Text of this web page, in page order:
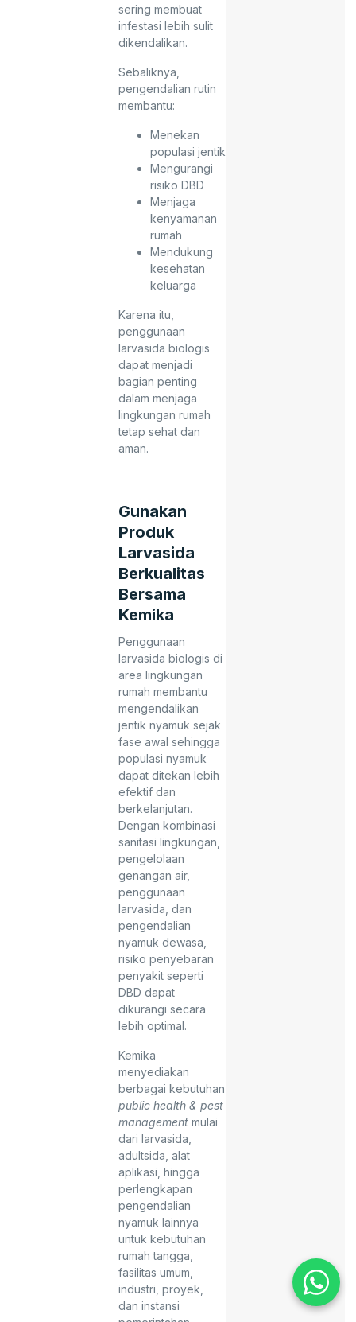
sering membuat
infestasi lebih sulit
dikendalikan.
Sebaliknya,
pengendalian rutin
membantu:
Menekan
populasi jentik
Mengurangi
risiko DBD
Menjaga
kenyamanan
rumah
Mendukung
kesehatan
keluarga
Karena itu,
penggunaan
larvasida biologis
dapat menjadi
bagian penting
dalam menjaga
lingkungan rumah
tetap sehat dan
aman.
Gunakan
Produk
Larvasida
Berkualitas
Bersama
Kemika
Penggunaan
larvasida biologis di
area lingkungan
rumah membantu
mengendalikan
jentik nyamuk sejak
fase awal sehingga
populasi nyamuk
dapat ditekan lebih
efektif dan
berkelanjutan.
Dengan kombinasi
sanitasi lingkungan,
pengelolaan
genangan air,
penggunaan
larvasida, dan
pengendalian
nyamuk dewasa,
risiko penyebaran
penyakit seperti
DBD dapat
dikurangi secara
lebih optimal.
Kemika
menyediakan
berbagai kebutuhan
public health & pest
management mulai
dari larvasida,
adultsida, alat
aplikasi, hingga
perlengkapan
pengendalian
nyamuk lainnya
untuk kebutuhan
rumah tangga,
fasilitas umum,
industri, proyek,
dan instansi